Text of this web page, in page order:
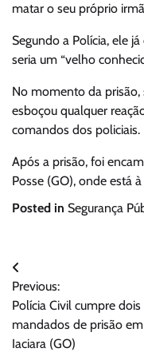
matar o seu próprio
Segundo a Polícia, ele
seria um “velho
No momento da prisão,
esboçou qualquer
comandos dos policiais.
Após a prisão, foi
Posse (GO), onde está
Posted in Segurança
Navegação
de
Post
Previous:
Polícia Civil cumpre dois
mandados de prisão em
Iaciara (GO)